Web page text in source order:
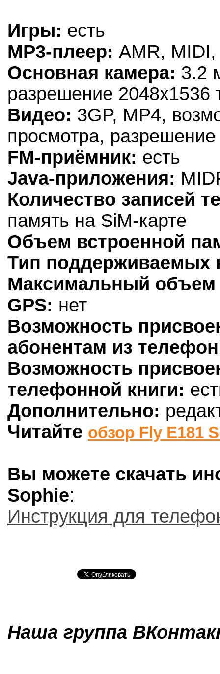
Игры: есть
MP3-плеер: AMR,
Основная камера: 3.2
разрешение 2048х1536
Видео: 3GP, MP4,
просмотра,
FM-приёмник: есть
Java-приложения:
Количество записей
память на SiM-карте
Объем встроенной
Тип поддерживаемых
Максимальный объем
GPS: нет
Возможность
абонентам из
Возможность
телефонной книги:
Дополнительно:
Читайте обзор Fly E181
Вы можете скачать
Sophie:
Инструкция для
Наша группа